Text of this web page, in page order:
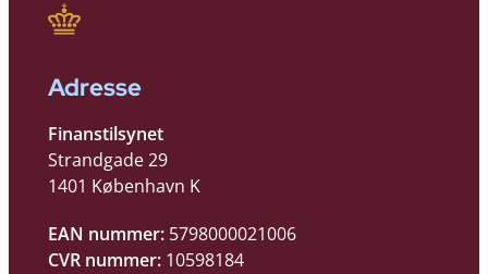
Adresse
Finanstilsynet
Strandgade 29
1401 København K
EAN nummer: 5798000021006
CVR nummer: 10598184